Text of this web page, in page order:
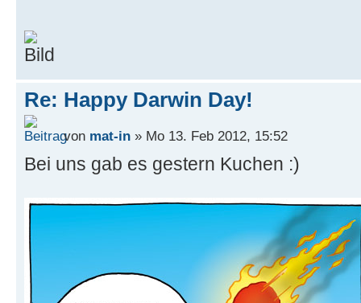
Re: Happy Darwin Day!
von mat-in » Mo 13. Feb 2012, 15:52
Bei uns gab es gestern Kuchen :)